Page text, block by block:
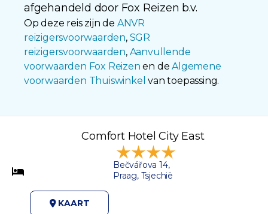
afgehandeld door Fox Reizen b.v.
Op deze reis zijn de ANVR
reizigersvoorwaarden, SGR
reizigersvoorwaarden, Aanvullende
voorwaarden Fox Reizen en deAlgemene
voorwaarden Thuiswinkel van toepassing.
Comfort Hotel City East
Bečvářova 14,
Praag, Tsjechië
KAART